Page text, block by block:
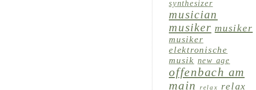
synthesizer
musician
musiker musiker
musiker
elektronische
musik new age
offenbach am
main
relax relax